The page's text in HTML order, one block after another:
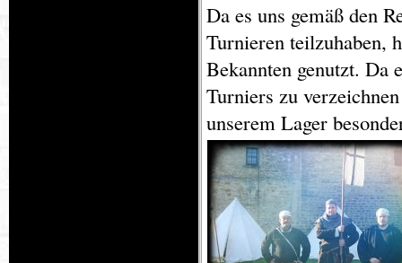
Da es uns gemäß den
Turnieren teilzuhaben,
Bekannten genutzt. Da
Turniers zu
unserem Lager